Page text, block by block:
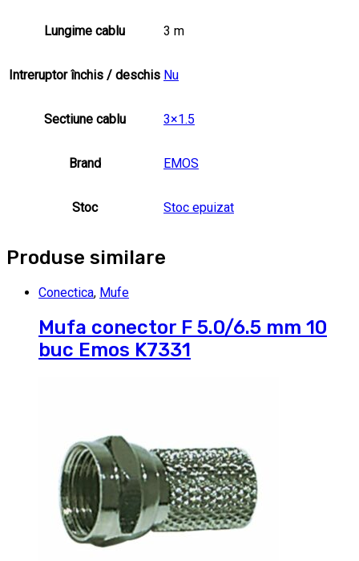
Lungime cablu 3 m
Intreruptor închis / deschis Nu
Sectiune cablu 3×1.5
Brand EMOS
Stoc Stoc epuizat
Produse similare
Conectica, Mufe
Mufa conector F 5.0/6.5 mm 10
buc Emos K7331